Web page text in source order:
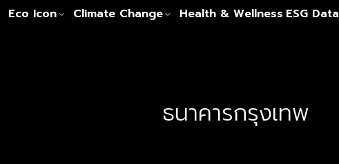
Eco Icon Climate Change Health & Wellness ESG Data
ธนาคารกรุงเทพ